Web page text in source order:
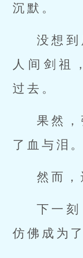
沉默。
没想
人间剑祖
过去。
果然
了血与泪。
然而，
下一刻
仿佛成为